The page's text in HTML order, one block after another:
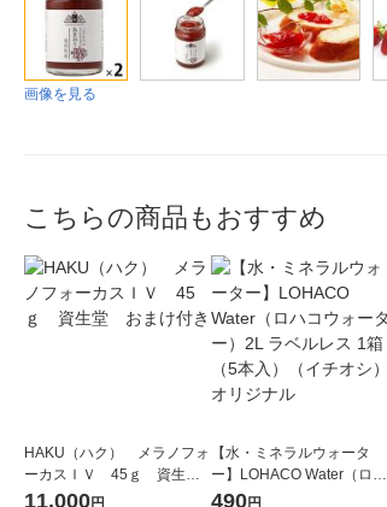
画像を見る
こちらの商品もおすすめ
HAKU（ハク） メラノフォ
ーカスＩＶ 45ｇ 資生
堂 おまけ付き
11,000
【水・ミネラルウォータ
ー】LOHACO Water（ロハ
コウォーター）2L ラベルレ
490